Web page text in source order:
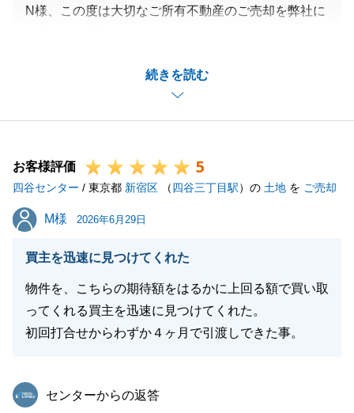
続きを読む
N様、この度は大切なご所有不動産のご売却を弊社に
ご心配をお掛けしてしまい大変申し訳ございませんで
Ｎ様のご協力のお陰で無事に決済を迎えることができ
今後、不動産に関する事でお困りのことがございまし
たらお気軽にお申し付け下さいませ。
今後とも末永いお付き合いのほど、宜しくお願い致し
ます。
お客様評価 5
四谷センター / 東京都 新宿区 （四谷三丁目駅）の 土地 を ご売却
M様
M様 2026年6月29日
買主を迅速に見つけてくれた
物件を、こちらの期待額をはるかに上回る額で買い取
ってくれる買主を迅速に見つけてくれた。
初回打合せからわずか４ヶ月で引渡しできた事。
東急リバブル
センターからの返答